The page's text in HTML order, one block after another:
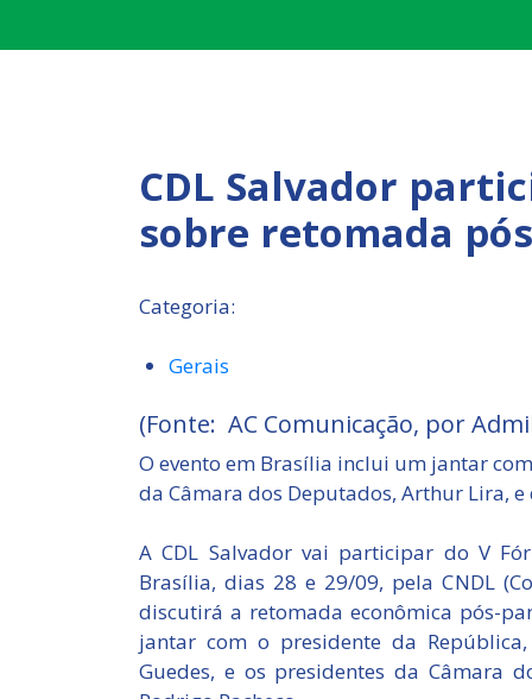
CDL Salvador
sobre retomada
Categoria:
Gerais
(Fonte: AC Comunicação, por
O evento em Brasília inclui um jantar
da Câmara dos Deputados, Arthur Lira, e
A CDL Salvador vai participar do V
Brasília, dias 28 e 29/09, pela CNDL
discutirá a retomada econômica pós-
jantar com o presidente da
Guedes, e os presidentes da Câmara